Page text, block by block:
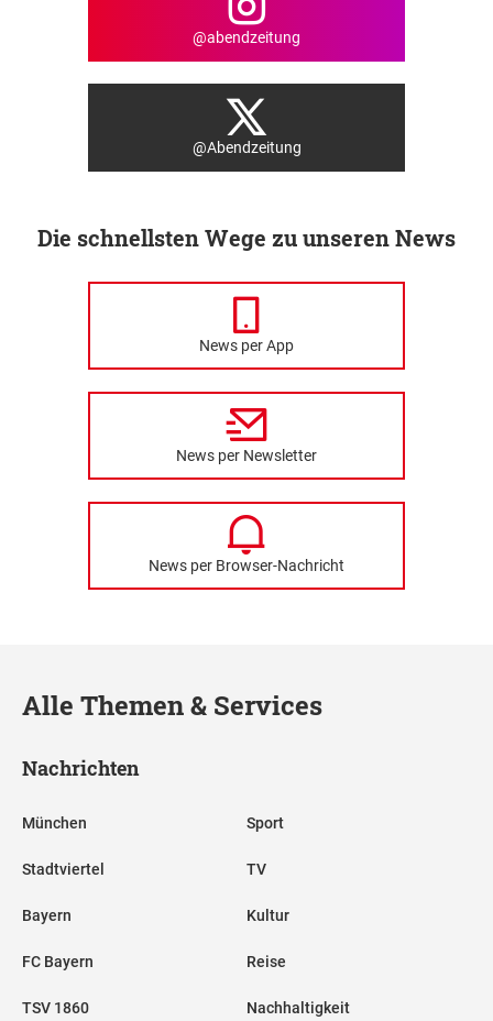
@abendzeitung
@Abendzeitung
Die schnellsten Wege zu unseren News
News per App
News per Newsletter
News per Browser-Nachricht
Alle Themen & Services
Nachrichten
München
Stadtviertel
Bayern
FC Bayern
TSV 1860
Sport
TV
Kultur
Reise
Nachhaltigkeit